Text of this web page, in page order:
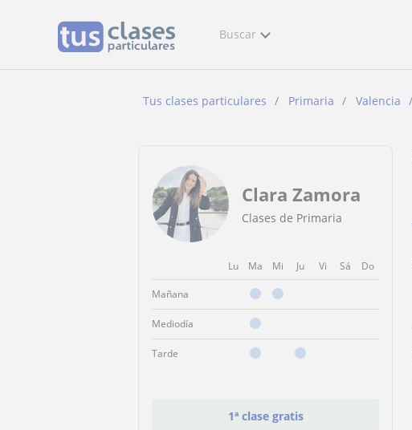
Buscar
Tus clases particulares Primaria Valencia
Clara Zamora
Clases de Primaria
Lu Ma Mi Ju Vi Sá Do
Mañana
Mediodía
Tarde
1ª clase gratis